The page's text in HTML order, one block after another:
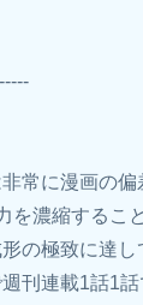
常に漫画の偏
を濃縮するこ
の極致に達し
刊連載1話1